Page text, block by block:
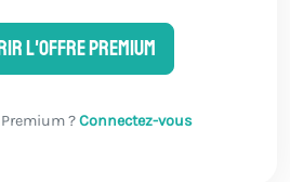
l'offre Premium
?Connectez-vous